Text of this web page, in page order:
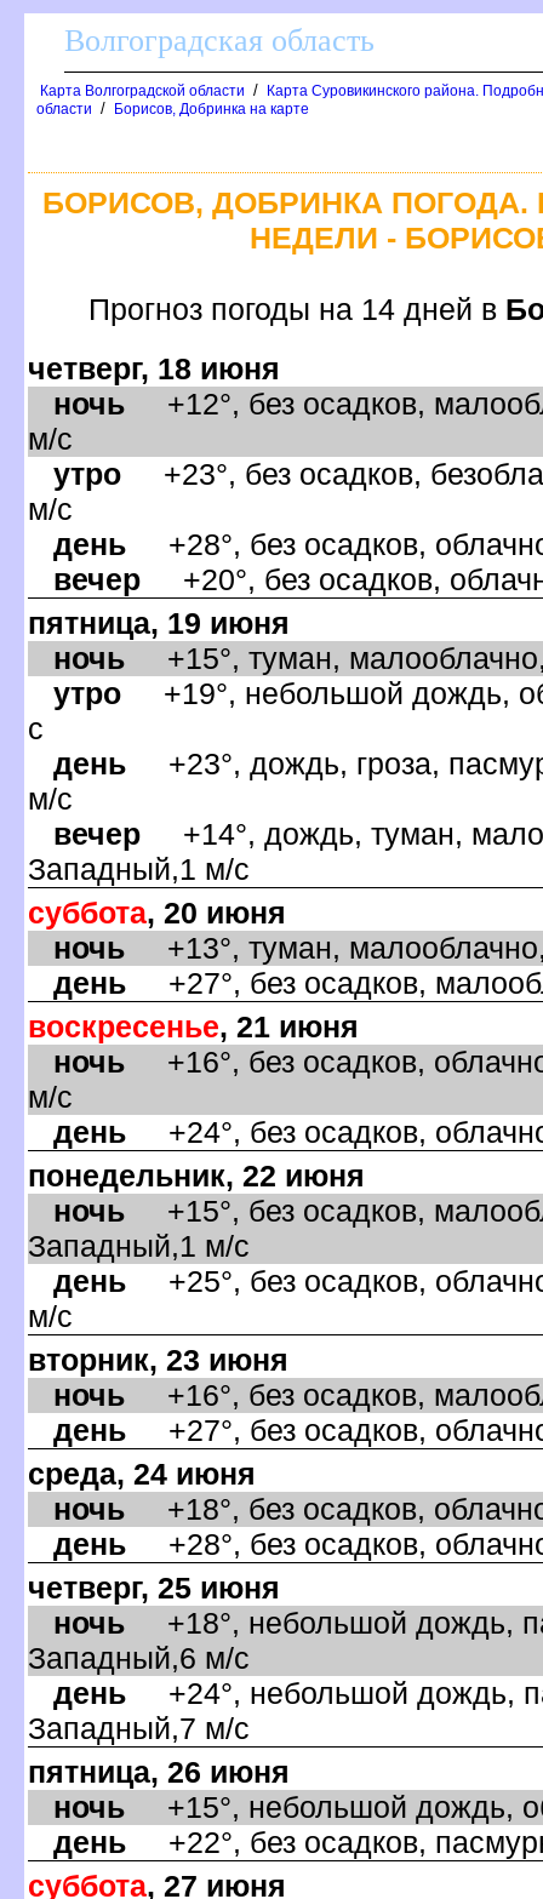
олгоградская область
Карта Волгоградской области /
Карта Суровикинского района.
области / Борисов, Добринка на карте
БОРИСОВ, ДОБРИНКА
НЕДЕЛИ -
Прогноз погоды на 14 дней
четверг, 18 июня
ночь +12°, без осадков,
м/с
утро +23°, без осадков,
м/с
день +28°, без осадков,
ечер +20°, без осадков,
пятница, 19 июня
ночь +15°, туман,
утро +19°, небольшой дождь,
с
день +23°, дождь, гроза,
м/с
ечер +14°, дождь, туман,
Западный,1 м/с
суббота, 20 июня
ночь +13°, туман,
день +27°, без осадков,
оскресенье, 21 июня
ночь +16°, без осадков,
м/с
день +24°, без осадков,
понедельник, 22 июня
ночь +15°, без осадков,
Западный,1 м/с
день +25°, без осадков,
м/с
торник, 23 июня
ночь +16°, без осадков,
день +27°, без осадков,
среда, 24 июня
ночь +18°, без осадков,
день +28°, без осадков,
четверг, 25 июня
ночь +18°, небольшой дождь,
Западный,6 м/с
день +24°, небольшой дождь,
Западный,7 м/с
пятница, 26 июня
ночь +15°, небольшой дождь,
день +22°, без осадков,
суббота, 27 июня